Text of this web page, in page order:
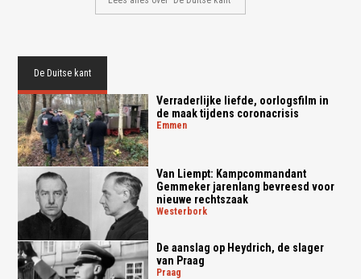
De Duitse kant
Verraderlijke liefde, oorlogsfilm in
de maak tijdens coronacrisis
emmen
Van Liempt: Kampcommandant
Gemmeker jarenlang bevreesd voor
nieuwe rechtszaak
westerbork
De aanslag op Heydrich, de slager
van Praag
praag